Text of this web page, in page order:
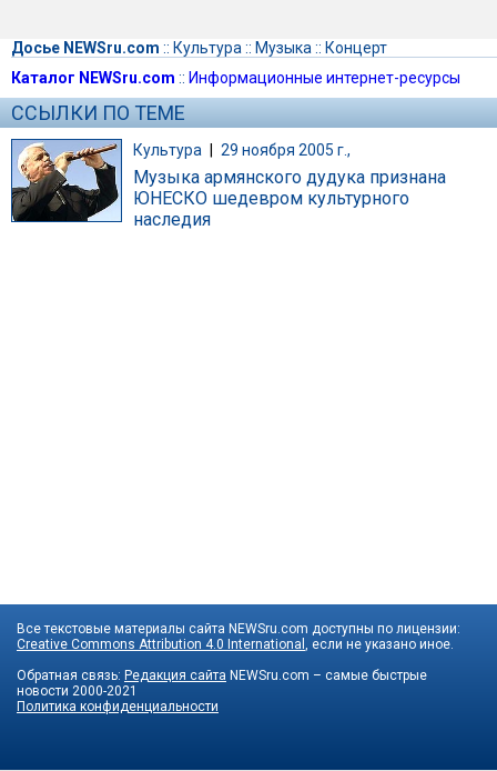
Досье NEWSru.com :: Культура :: Музыка :: Концерт
Каталог NEWSru.com :: Информационные интернет-ресурсы
ССЫЛКИ ПО ТЕМЕ
Культура | 29 ноября 2005 г.,
Музыка армянского дудука признана
ЮНЕСКО шедевром культурного
наследия
Все текстовые материалы сайта NEWSru.com доступны по лицензии:
Creative Commons Attribution 4.0 International
, если не указано иное.
Обратная связь: Редакция сайта NEWSru.com – самые быстрые
новости 2000-2021
Политика конфиденциальности